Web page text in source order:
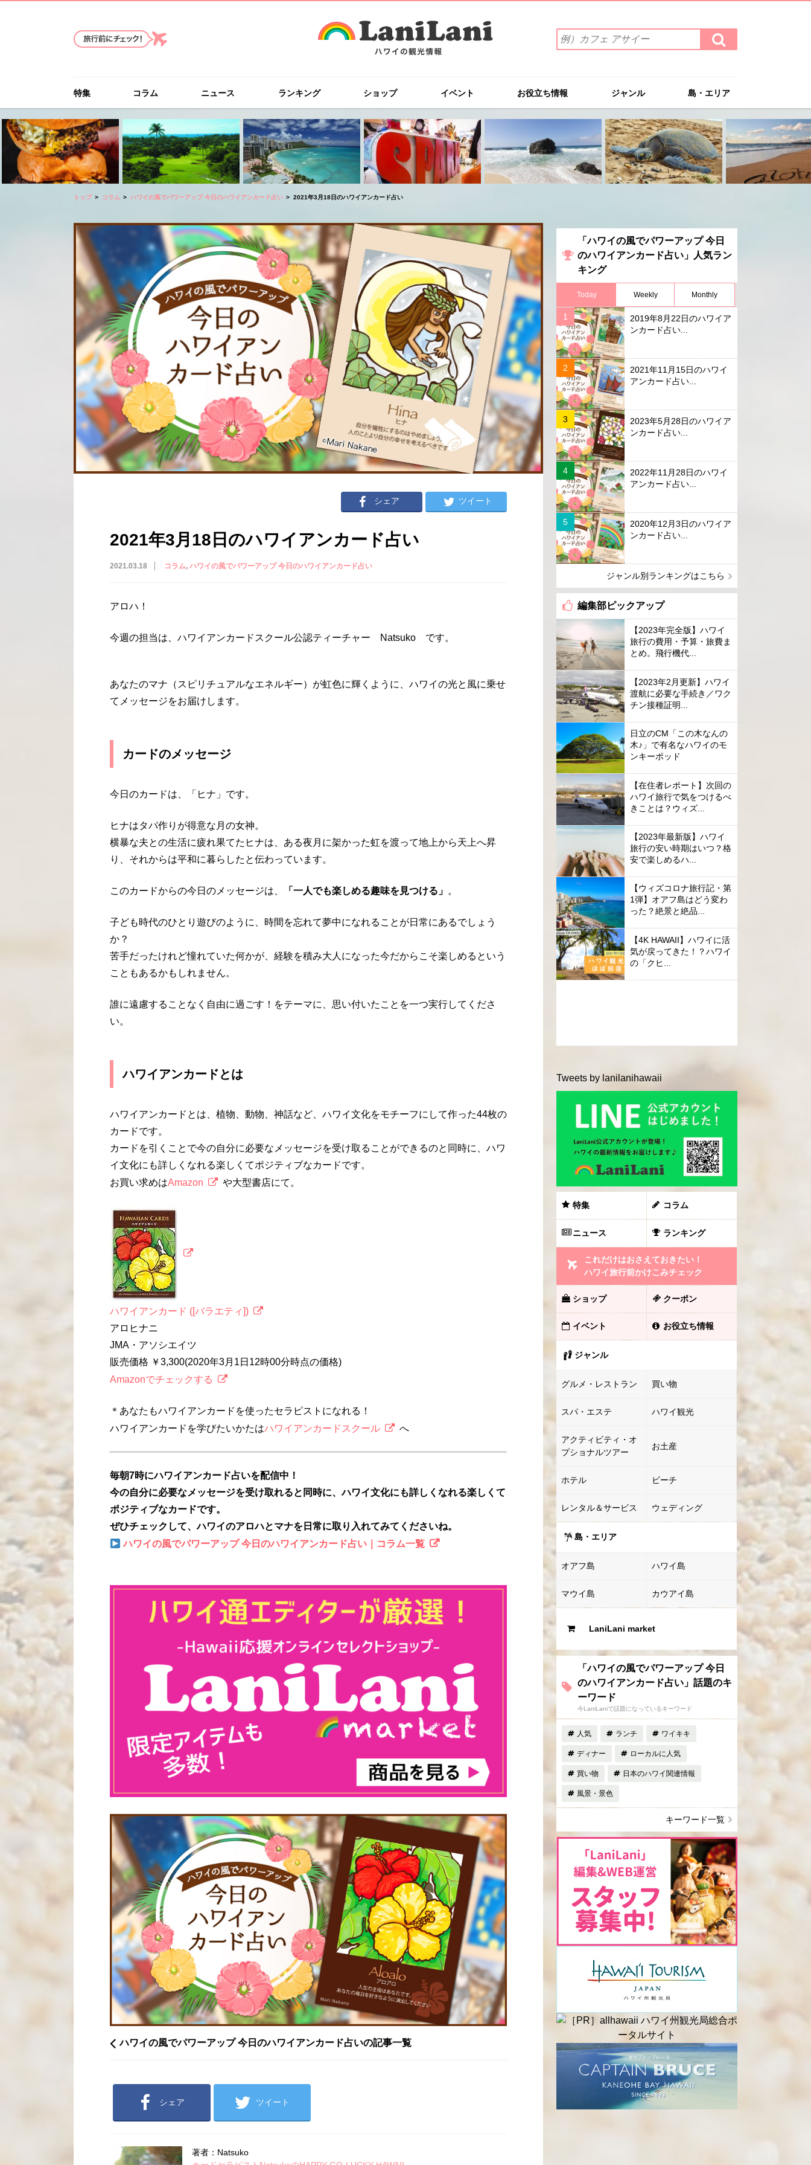
索
ワ
を
入
カ
フ
ェ
イ
検
索
す
特集 コラム ニュース ランキング ショップ イベント お役立ち情報 ジャンル 島・エリア
トップ コラム ハワイの風でパワーアップ 今日のハワイアンカード占い 2021年3月18日のハワイアンカード占い
シェア ツイート
2021年3月18日のハワイアンカード占い
2021.03.18 コラム ハワイの風でパワーアップ 今日のハワイアンカード占い
アロハ！
今週の担当は、ハワイアンカードスクール公認ティーチャー Natsuko です。
あなたのマナ（スピリチュアルなエネルギー）が虹色に輝くように、ハワイの光と風に乗せ
てメッセージをお届けします。
カードのメッセージ
今日のカードは、「ヒナ」です。
ヒナはタパ作りが得意な月の女神。
横暴な夫との生活に疲れ果てたヒナは、ある夜月に架かった虹を渡って地上から天上へ昇
り、それからは平和に暮らしたと伝わっています。
このカードからの今日のメッセージは、 「一人でも楽しめる趣味を見つける」 。
子ども時代のひとり遊びのように、時間を忘れて夢中になれることが日常にあるでしょう
か？
苦手だったけれど憧れていた何かが、経験を積み大人になった今だからこそ楽しめるという
こともあるかもしれません。
誰に遠慮することなく自由に過ごす！をテーマに、思い付いたことを一つ実行してくださ
い。
ハワイアンカードとは
ハワイアンカードとは、植物、動物、神話など、ハワイ文化をモチーフにして作った44枚の
カードです。
カードを引くことで今の自分に必要なメッセージを受け取ることができるのと同時に、ハワ
イ文化にも詳しくなれる楽しくてポジティブなカードです。
お買い求めはAmazon や大型書店にて。
ハワイアンカード ([バラエティ])
アロヒナニ
JMA・アソシエイツ
販売価格 ￥3,300(2020年3月1日12時00分時点の価格)
Amazonでチェックする
＊あなたもハワイアンカードを使ったセラピストになれる！
ハワイアンカードを学びたいかたはハワイアンカードスクール へ
毎朝7時にハワイアンカード占いを配信中！
今の自分に必要なメッセージを受け取れると同時に、ハワイ文化にも詳しくなれる楽しくて
ポジティブなカードです。
ぜひチェックして、ハワイのアロハとマナを日常に取り入れてみてくださいね。
ハワイの風でパワーアップ 今日のハワイアンカード占い｜コラム一覧
ハワイの風でパワーアップ 今日のハワイアンカード占いの記事一覧
シェア ツイート
著者：Natsuko
「ハワイの風でパワーアップ 今日
のハワイアンカード占い」人気ラン
キング
Today Weekly Monthly
2019年8月22日のハワイア
ンカード占い...
2021年11月15日のハワイ
アンカード占い...
2023年5月28日のハワイア
ンカード占い...
2022年11月28日のハワイ
アンカード占い...
2020年12月3日のハワイア
ンカード占い...
ジャンル別ランキングはこちら
編集部ピックアップ
【2023年完全版】ハワイ
旅行の費用・予算・旅費ま
とめ。飛行機代...
【2023年2月更新】ハワイ
渡航に必要な手続き／ワク
チン接種証明...
日立のCM「この木なんの
木♪」で有名なハワイのモ
ンキーポッド
【在住者レポート】次回の
ハワイ旅行で気をつけるべ
きことは？ウィズ...
【2023年最新版】ハワイ
旅行の安い時期はいつ？格
安で楽しめるハ...
【ウィズコロナ旅行記・第
1弾】オアフ島はどう変わ
った？絶景と絶品...
【4K HAWAII】ハワイに活
気が戻ってきた！？ハワイ
の「クヒ...
Tweets by lanilanihawaii
特集 コラム
ニュース ランキング
これだけはおさえておきたい！
ハワイ旅行前かけこみチェック
ショップ クーポン
イベント お役立ち情報
ジャンル
グルメ・レストラン 買い物
スパ・エステ ハワイ観光
アクティビティ・オ
プショナルツアー
お土産
ホテル ビーチ
レンタル＆サービス ウェディング
島・エリア
オアフ島 ハワイ島
マウイ島 カウアイ島
LaniLani market
「ハワイの風でパワーアップ 今日
のハワイアンカード占い」話題のキ
ーワード
今LaniLaniで話題になっているキーワード
人気 ランチ ワイキキ
ディナー ローカルに人気
買い物 日本のハワイ関連情報
風景・景色
キーワード一覧